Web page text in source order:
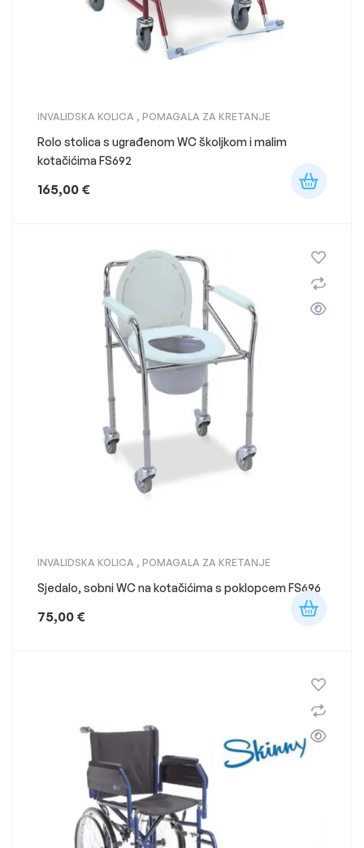
INVALIDSKA KOLICA , POMAGALA ZA KRETANJE
Rolo stolica s ugrađenom WC školjkom i malim
kotačićima FS692
165,00 €
INVALIDSKA KOLICA , POMAGALA ZA KRETANJE
Sjedalo, sobni WC na kotačićima s poklopcem FS696
75,00 €